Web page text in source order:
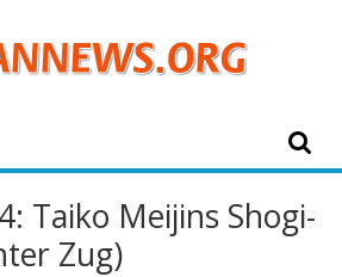
Taiko Meijins Shogi-
Zug)